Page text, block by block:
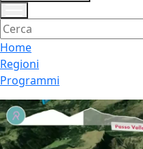
Home
Regioni
Programmi